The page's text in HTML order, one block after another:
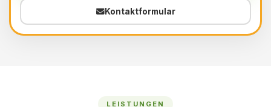
Kontaktformular
LEISTUNGEN